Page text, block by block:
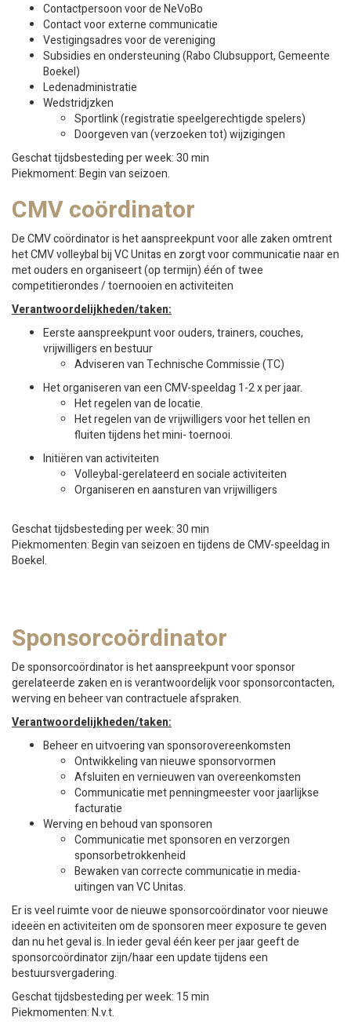
Contactpersoon voor de NeVoBo
Contact voor externe communicatie
Vestigingsadres voor de vereniging
Subsidies en ondersteuning (Rabo Clubsupport, Gemeente
Boekel)
Ledenadministratie
Wedstridjzken
Sportlink (registratie speelgerechtigde spelers)
Doorgeven van (verzoeken tot) wijzigingen
Geschat tijdsbesteding per week: 30 min
Piekmoment: Begin van seizoen.
CMV coördinator
De CMV coördinator is het aanspreekpunt voor alle zaken omtrent
het CMV volleybal bij VC Unitas en zorgt voor communicatie naar en
met ouders en organiseert (op termijn) één of twee
competitierondes / toernooien en activiteiten
Verantwoordelijkheden/taken:
Eerste aanspreekpunt voor ouders, trainers, couches,
vrijwilligers en bestuur
Adviseren van Technische Commissie (TC)
Het organiseren van een CMV-speeldag 1-2 x per jaar.
Het regelen van de locatie.
Het regelen van de vrijwilligers voor het tellen en
fluiten tijdens het mini- toernooi.
Initiëren van activiteiten
Volleybal-gerelateerd en sociale activiteiten
Organiseren en aansturen van vrijwilligers
Geschat tijdsbesteding per week: 30 min
Piekmomenten: Begin van seizoen en tijdens de CMV-speeldag in
Boekel.
Sponsorcoördinator
De sponsorcoördinator is het aanspreekpunt voor sponsor
gerelateerde zaken en is verantwoordelijk voor sponsorcontacten,
werving en beheer van contractuele afspraken.
Verantwoordelijkheden/taken:
Beheer en uitvoering van sponsorovereenkomsten
Ontwikkeling van nieuwe sponsorvormen
Afsluiten en vernieuwen van overeenkomsten
Communicatie met penningmeester voor jaarlijkse
facturatie
Werving en behoud van sponsoren
Communicatie met sponsoren en verzorgen
sponsorbetrokkenheid
Bewaken van correcte communicatie in media-
uitingen van VC Unitas.
Er is veel ruimte voor de nieuwe sponsorcoördinator voor nieuwe
ideeën en activiteiten om de sponsoren meer exposure te geven
dan nu het geval is. In ieder geval één keer per jaar geeft de
sponsorcoördinator zijn/haar een update tijdens een
bestuursvergadering.
Geschat tijdsbesteding per week: 15 min
Piekmomenten: N.v.t.